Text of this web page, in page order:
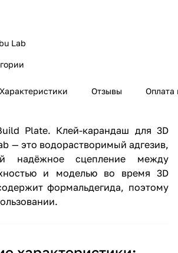
Lab
Характеристики Отзывы Оплата
Plate. Клей-карандаш для 3D
— это водорастворимый адгезив,
надёжное сцепление между
и моделью во время 3D
формальдегида, поэтому